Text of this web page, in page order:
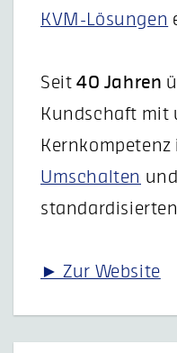
KVM-Lösungen
Seit 40 Jahren
Kundschaft mit
Umschalten und
► Zur Website